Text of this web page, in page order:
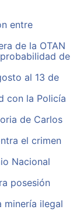
a un artículo
de la
Ing. Bolívar
cuto tema de
de la
penal”.
Fierro
paso-paso-
entre
de la OTAN
de
al 13 de
con la Policía
de Carlos
el crimen
Nacional
posesión
minería ilegal